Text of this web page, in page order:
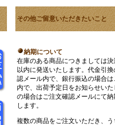
その他ご留意いただきたいこと
納期について
在庫のある商品につきましては決
以内に発送いたします。代金引
認メール内で、銀行振込の場合
内で、出荷予定日をお知らせい
の場合はご注文確認メールにて
します。
複数の商品をご注文いただき、